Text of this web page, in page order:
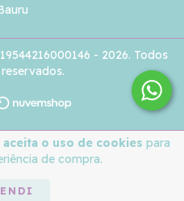
o uso de cookies para
de compra.
- 2026. Todos